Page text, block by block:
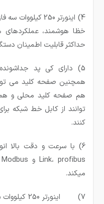
خظا هوشمند، عملکردهای
حداکثر قابلیت اطمینان
همچنین صفحه کلید می تواند
هم صفحه کلید محلی و هم
توانند از کابل خط شبکه
کنند.
میکند.